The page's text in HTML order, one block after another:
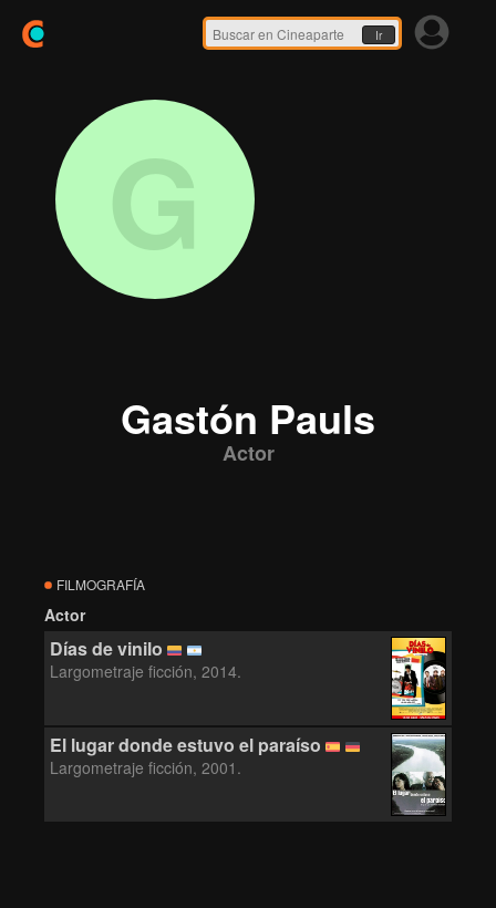
Ir
G
Gastón Pauls
Actor
FILMOGRAFÍA
Actor
Días de vinilo
Largometraje ficción, 2014.
El lugar donde estuvo el paraíso
Largometraje ficción, 2001.